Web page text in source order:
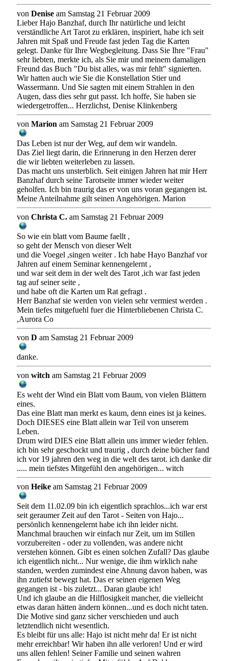
von Denise am Samstag 21 Februar 2009
Lieber Hajo Banzhaf, durch Ihr natürliche und leicht
verständliche Art Tarot zu erklären, inspiriert, habe ich seit
Jahren mit Spaß und Freude fast jeden Tag die Karten
gelegt. Danke für Ihre Wegbegleitung. Dass Sie Ihre "Frau"
sehr liebten, merkte ich, als Sie mir und meinem damaligen
Freund das Buch "Du bist alles, was mir fehlt" signierten.
Wir hatten auch wie Sie die Konstellation Stier und
Wassermann. Und Sie sagten mit einem Strahlen in den
Augen, dass dies sehr gut passt. Ich hoffe, Sie haben sie
wiedergetroffen... Herzlichst, Denise Klinkenberg
von Marion am Samstag 21 Februar 2009
Das Leben ist nur der Weg, auf dem wir wandeln.
Das Ziel liegt darin, die Erinnerung in den Herzen derer
die wir liebten weiterleben zu lassen.
Das macht uns unsterblich. Seit einigen Jahren hat mir Herr
Banzhaf durch seine Tarotseite immer wieder weiter
geholfen. Ich bin traurig das er von uns voran gegangen ist.
Meine Anteilnahme gilt seinen Angehörigen. Marion
von Christa C. am Samstag 21 Februar 2009
So wie ein blatt vom Baume faellt ,
so geht der Mensch von dieser Welt
und die Voegel ,singen weiter . Ich habe Hayo Banzhaf vor
Jahren auf einem Seminar kennengelernt ,
und war seit dem in der welt des Tarot ,ich war fast jeden
tag auf seiner seite ,
und habe oft die Karten um Rat gefragt .
Herr Banzhaf sie werden von vielen sehr vermiest werden .
Mein tiefes mitgefuehl fuer die Hinterbliebenen Christa C.
,Aurora Co
von D am Samstag 21 Februar 2009
danke.
von witch am Samstag 21 Februar 2009
Es weht der Wind ein Blatt vom Baum, von vielen Blättern
eines.
Das eine Blatt man merkt es kaum, denn eines ist ja keines.
Doch DIESES eine Blatt allein war Teil von unserem
Leben.
Drum wird DIES eine Blatt allein uns immer wieder fehlen.
ich bin sehr geschockt und traurig , durch deine bücher fand
ich vor 19 jahren den weg in die welt des tarot. ich danke dir
..... mein tiefstes Mitgefühl den angehörigen... witch
von Heike am Samstag 21 Februar 2009
Seit dem 11.02.09 bin ich eigentlich sprachlos...ich war erst
seit geraumer Zeit auf den Tarot - Seiten von Hajo...
persönlich kennengelernt habe ich ihn leider nicht.
Manchmal brauchen wir einfach nur Zeit, um im Stillen
vorzubereiten - oder zu vollenden, was andere nicht
verstehen können. Gibt es einen solchen Zufall? Das glaube
ich eigentlich nicht... Nur wenige, die ihm wirklich nahe
standen, werden zumindest eine Ahnung davon haben, was
ihn zutiefst bewegt hat. Das er seinen eigenen Weg
gegangen ist - bis zuletzt... Daran glaube ich!
Und ich glaube an die Hilflosigkeit mancher, die vielleicht
etwas daran hätten ändern können...und es doch nicht taten.
Die Motive sind ganz sicher verschieden und auch
letztendlich nicht wesentlich.
Es bleibt für uns alle: Hajo ist nicht mehr da! Er ist nicht
mehr erreichbar! Wir haben ihn alle verloren! Und er wird
uns allen fehlen! Seiner Familie und seinen wahren